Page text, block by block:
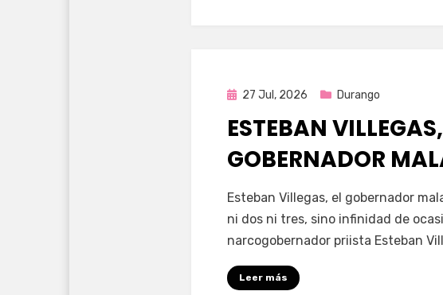
Publicada
27 Jul, 2026 Durango
ESTEBAN
GOBERNADOR
porFernando Miranda Servín
Esteban Villegas, el gobernador
ni dos ni tres, sino infinidad de
narcogobernador priista Esteban
Leer más